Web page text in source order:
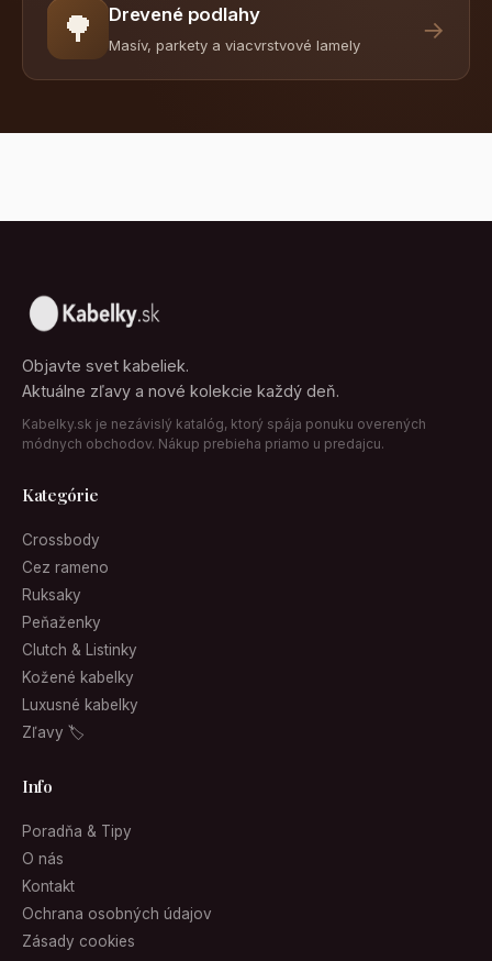
🌳 Drevené podlahy
Masív, parkety a viacvrstvové lamely
→
Objavte svet kabeliek.
Aktuálne zľavy a nové kolekcie každý deň.
Kabelky.sk je nezávislý katalóg, ktorý spája ponuku overených
módnych obchodov. Nákup prebieha priamo u predajcu.
Kategórie
Crossbody
Cez rameno
Ruksaky
Peňaženky
Clutch & Listinky
Kožené kabelky
Luxusné kabelky
Zľavy 🏷
Info
Poradňa & Tipy
O nás
Kontakt
Ochrana osobných údajov
Zásady cookies